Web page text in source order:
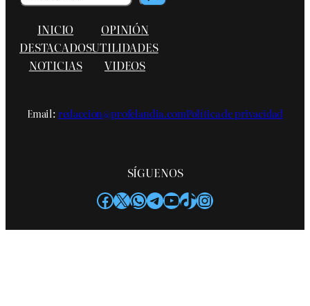
INICIO
DESTACADOS
NOTICIAS
OPINIÓN
UTILIDADES
VIDEOS
Email:redaccion@profelandia.comPolítica de privacidad
SÍGUENOS
Facebook
X WhatsApp
Telegram
YouTube
TikTok
Instagram